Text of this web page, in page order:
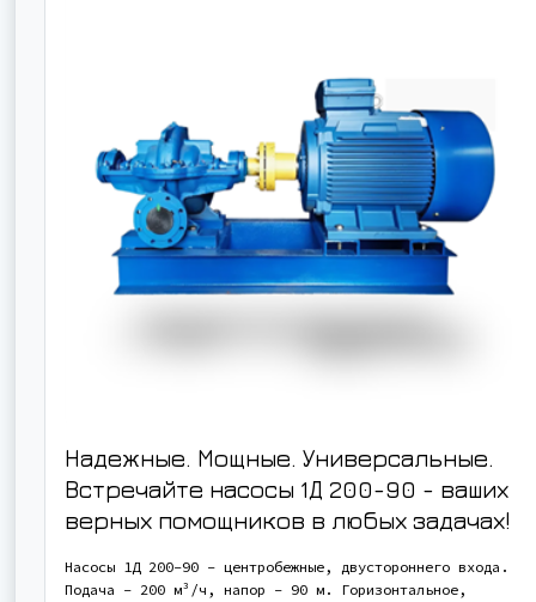
Надежные. Мощные. Универсальные.
Встречайте насосы 1Д 200-90 - ваших
верных помощников в любых задачах!
Насосы 1Д 200-90 - центробежные, двустороннего входа.
Подача - 200 м³/ч, напор - 90 м. Горизонтальное,